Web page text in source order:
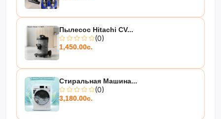
Пылесос Hitachi CV...
(0)
1,450.00с.
Стиральная Машина...
(0)
3,180.00с.